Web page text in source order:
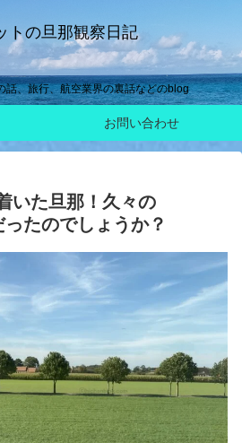
トの旦那観察日記
話、旅行、航空業界の裏話などのblog
お問い合わせ
いた旦那！久々の
たのでしょうか？